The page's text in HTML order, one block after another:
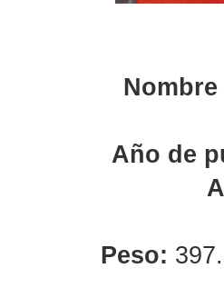
Año de
Peso: